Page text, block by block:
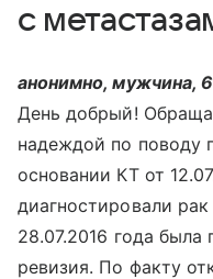
с
анонимно, мужчина,
День добрый!
надеждой по поводу
основании КТ от
диагностировали
28.07.2016 года была
ревизия. По факту